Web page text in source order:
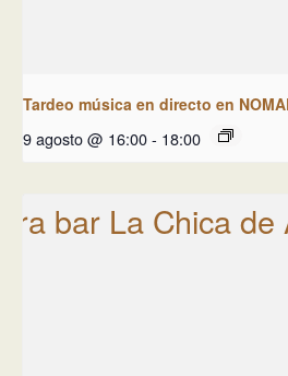
Tardeo música en directo en
9 agosto @ 16:00- 18:00